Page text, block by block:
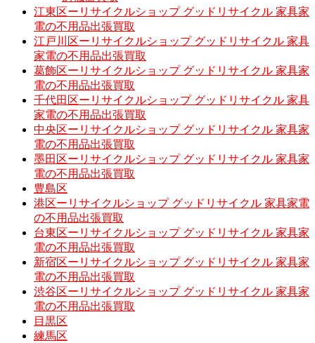
江東区ーリサイクルショップ グッドリサイクル 家具家
電の不用品出張買取
江戸川区ーリサイクルショップ グッドリサイクル 家具
家電の不用品出張買取
葛飾区ーリサイクルショップ グッドリサイクル 家具家
電の不用品出張買取
千代田区ーリサイクルショップ グッドリサイクル 家具
家電の不用品出張買取
中央区ーリサイクルショップ グッドリサイクル 家具家
電の不用品出張買取
墨田区ーリサイクルショップ グッドリサイクル 家具家
電の不用品出張買取
豊島区
港区ーリサイクルショップ グッドリサイクル 家具家電
の不用品出張買取
台東区ーリサイクルショップ グッドリサイクル 家具家
電の不用品出張買取
新宿区ーリサイクルショップ グッドリサイクル 家具家
電の不用品出張買取
渋谷区ーリサイクルショップ グッドリサイクル 家具家
電の不用品出張買取
目黒区
練馬区